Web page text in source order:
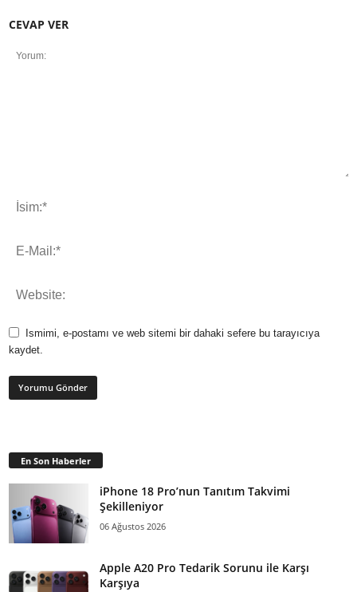
CEVAP VER
Ismimi, e-postamı ve web sitemi bir dahaki sefere bu tarayıcıya
kaydet.
En Son Haberler
iPhone 18 Pro’nun Tanıtım Takvimi
Şekilleniyor
06 Ağustos 2026
Apple A20 Pro Tedarik Sorunu ile Karşı
Karşıya